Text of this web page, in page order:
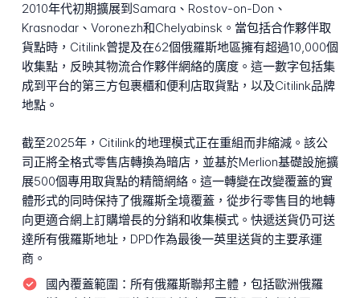
2010年代初期擴展到Samara、Rostov-on-Don、
Krasnodar、Voronezh和Chelyabinsk。當包括合作夥伴取
貨點時，Citilink曾提及在62個俄羅斯地區擁有超過10,000個
收集點，反映其物流合作夥伴網絡的廣度。這一數字包括集
成到平台的第三方包裹櫃和便利店取貨點，以及Citilink品牌
地點。
截至2025年，Citilink的地理模式正在重組而非縮減。該公
司正將全格式零售店轉換為暗店，並基於Merlion基礎設施擴
展500個專用取貨點的精簡網絡。這一轉變在改變覆蓋的實
體形式的同時保持了俄羅斯全境覆蓋，從步行零售目的地轉
向更適合網上訂購增長的分銷和收集模式。快遞送貨仍可送
達所有俄羅斯地址，DPD作為最後一英里送貨的主要承運
商。
國內覆蓋範圍： 所有俄羅斯聯邦主體，包括歐洲俄羅